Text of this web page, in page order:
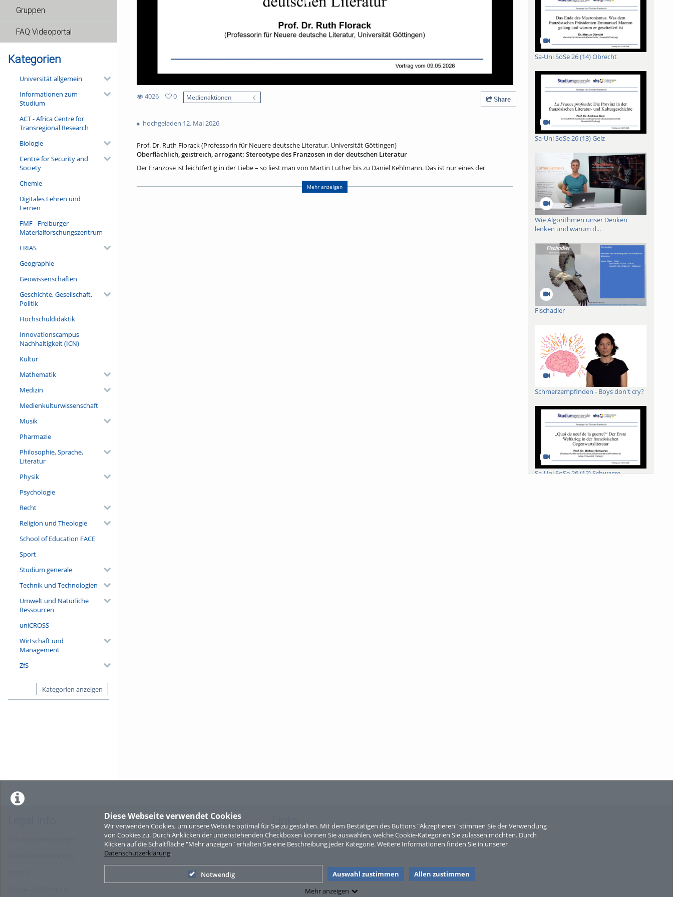
Diese Webseite verwendet Cookies
Wir verwenden Cookies, um unsere Website optimal für Sie zu gestalten. Mit dem Bestätigen des Buttons "Akzeptieren" stimmen Sie der Verwendung
von Cookies zu. Durch Anklicken der untenstehenden Checkboxen können Sie auswählen, welche Cookie-Kategorien Sie zulassen möchten. Durch
Klicken auf die Schaltfläche "Mehr anzeigen" erhalten Sie eine Beschreibung jeder Kategorie. Weitere Informationen finden Sie in unserer
Datenschutzerklärung.
Notwendig Auswahl zustimmen
Allen zustimmen
Mehr anzeigen
Gruppen
FAQ Videoportal
Kategorien
Universität allgemein
Informationen zum
Studium
ACT - Africa Centre for
Transregional Research
Biologie
Centre for Security and
Society
Chemie
Digitales Lehren und
Lernen
FMF - Freiburger
Materialforschungszentrum
FRIAS
Geographie
Geowissenschaften
Geschichte, Gesellschaft,
Politik
Hochschuldidaktik
Innovationscampus
Nachhaltigkeit (ICN)
Kultur
Mathematik
Medizin
Medienkulturwissenschaft
Musik
Pharmazie
Philosophie, Sprache,
Literatur
Physik
Psychologie
Recht
Religion und Theologie
School of Education FACE
Sport
Studium generale
Technik und Technologien
Umwelt und Natürliche
Ressourcen
uniCROSS
Wirtschaft und
Management
ZfS
Kategorien anzeigen
4026
views
0
Medienaktionen Share
hochgeladen 12. Mai 2026
Prof. Dr. Ruth Florack (Professorin für Neuere deutsche Literatur, Universität Göttingen)
Oberflächlich, geistreich, arrogant: Stereotype des Franzosen in der deutschen Literatur
Der Franzose ist leichtfertig in der Liebe – so liest man von Martin Luther bis zu Daniel Kehlmann. Das ist nur eines der
Auch sind sie keine deutschen Erfindungen. Zudem gibt es nicht nur negative, sondern auch positive Stereotype des
Franzosen. – Ein Blick in die Geschichte der Literatur zeigt, woher solche Stereotype kommen und welche Funktion sie in
Mehr anzeigen
Sa-Uni SoSe 26 (14) Obrecht
Sa-Uni SoSe 26 (13) Gelz
Wie Algorithmen unser Denken
lenken und warum d...
Fischadler
Schmerzempfinden - Boys don't cry?
Sa-Uni SoSe 26 (12) Schwarze
Sperber
Links
Sitemap